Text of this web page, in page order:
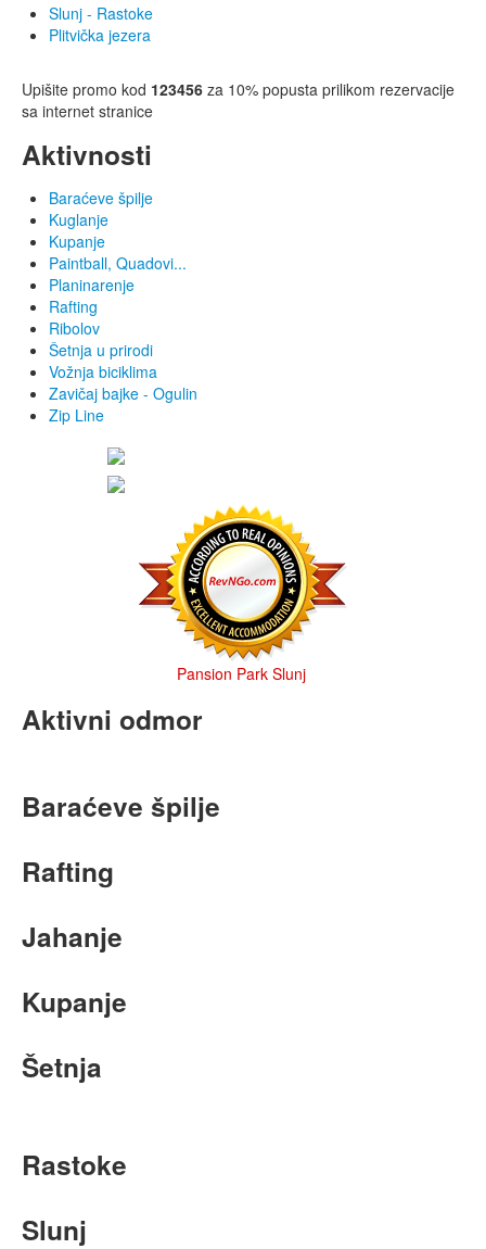
Slunj - Rastoke
Plitvička jezera
Upišite promo kod 123456 za 10% popusta prilikom rezervacije
sa internet stranice
Aktivnosti
Baraćeve špilje
Kuglanje
Kupanje
Paintball, Quadovi...
Planinarenje
Rafting
Ribolov
Šetnja u prirodi
Vožnja biciklima
Zavičaj bajke - Ogulin
Zip Line
Pansion Park Slunj
Aktivni odmor
Baraćeve špilje
Rafting
Jahanje
Kupanje
Šetnja
Rastoke
Slunj